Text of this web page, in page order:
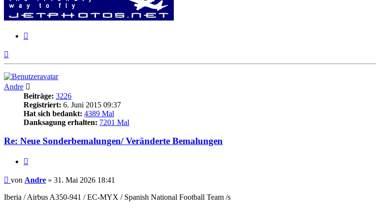
Andre
Beiträge: 3226
Registriert: 6. Juni 2015 09:37
Hat sich bedankt: 4389 Mal
Danksagung erhalten: 7201 Mal
Re: Neue Sonderbemalungen/ Veränderte Bemalungen
Beitrag
von Andre » 31. Mai 2026 18:41
Iberia / Airbus A350-941 / EC-MYX / Spanish National Football Team /s